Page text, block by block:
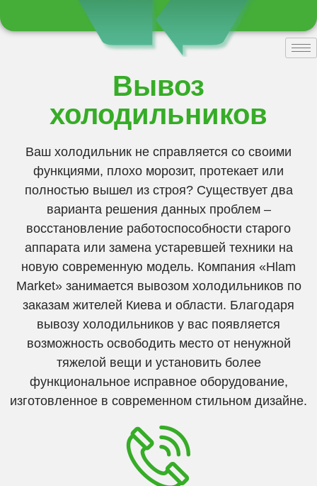
Вывоз
холодильников
Ваш холодильник не справляется со своими
функциями, плохо морозит, протекает или
полностью вышел из строя? Существует два
варианта решения данных проблем –
восстановление работоспособности старого
аппарата или замена устаревшей техники на
новую современную модель. Компания «Hlam
Market» занимается вывозом холодильников по
заказам жителей Киева и области. Благодаря
вывозу холодильников у вас появляется
возможность освободить место от ненужной
тяжелой вещи и установить более
функциональное исправное оборудование,
изготовленное в современном стильном дизайне.